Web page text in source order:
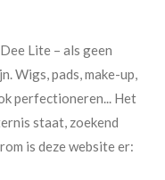
Lite – als geen
Wigs, pads, make-up,
perfectioneren... Het
staat, zoekend
is deze website er: